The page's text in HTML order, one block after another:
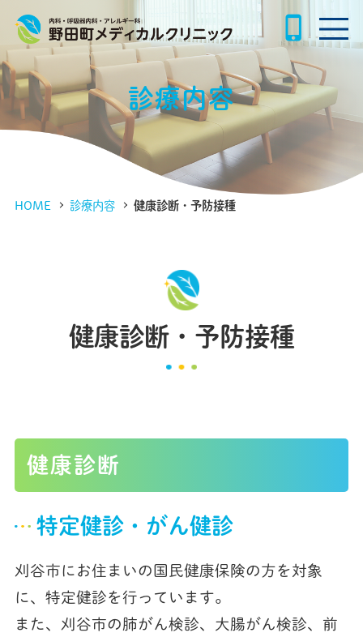
phone_iphone
診療内容
HOME 診療内容 健康診断・予防接種
健康診断・予防接種
健康診断
特定健診・がん健診
刈谷市にお住まいの国民健康保険の方を対象
に、特定健診を行っています。
また、刈谷市の肺がん検診、大腸がん検診、前